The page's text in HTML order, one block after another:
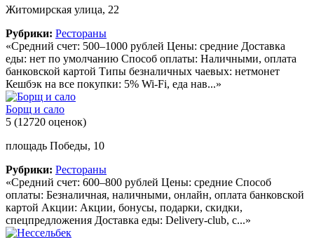
Житомирская улица, 22
Рубрики: Рестораны
«Средний счет: 500–1000 рублей Цены: средние Доставка
еды: нет по умолчанию Способ оплаты: Наличными, оплата
банковской картой Типы безналичных чаевых: нетмонет
Кешбэк на все покупки: 5% Wi-Fi, еда нав...»
Борщ и сало
5 (12720 оценок)
площадь Победы, 10
Рубрики: Рестораны
«Средний счет: 600–800 рублей Цены: средние Способ
оплаты: Безналичная, наличными, онлайн, оплата банковской
картой Акции: Акции, бонусы, подарки, скидки,
спецпредложения Доставка еды: Delivery-club, с...»